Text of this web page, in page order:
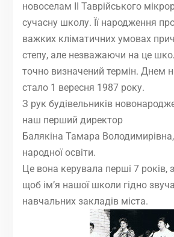
новоселам II Таврійського
сучасну школу. Її народження
важких кліматичних умовах
степу, але незважаючи на це
точно визначений термін. Днем
стало 1 вересня 1987 року.
З рук будівельників
наш перший директор
Балякіна Тамара
народної освіти.
Це вона керувала перші 7 років,
щоб ім’я нашої школи гідно
навчальних закладів міста.